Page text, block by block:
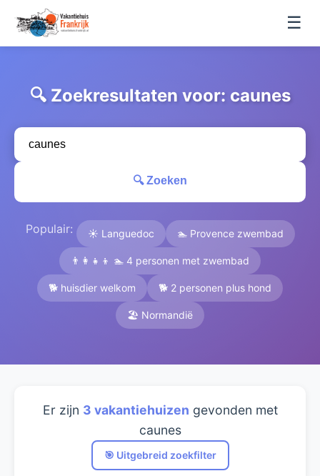
☰
🔍 Zoekresultaten voor: caunes
🔍 Zoeken
Populair: ☀️ Languedoc 🏊 Provence zwembad
👨‍👩‍👧‍👦 🏊 4 personen met zwembad
🐕 huisdier welkom 🐕 2 personen plus hond
🏖️ Normandië
Er zijn 3 vakantiehuizen gevonden met
caunes
🎯 Uitgebreid zoekfilter